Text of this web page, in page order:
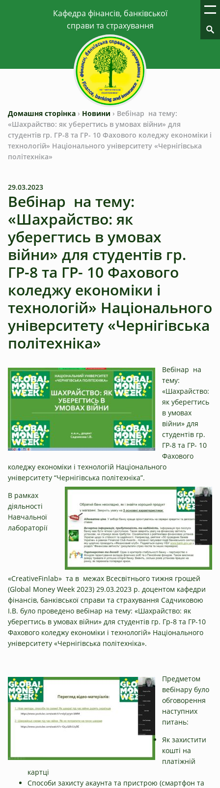
Домашня сторінка › Новини › Вебінар на тему:
«Шахрайство: як уберегтись в умовах війни» для
студентів гр. ГР-8 та ГР- 10 Фахового коледжу економіки і
технологій» Національного університету «Чернігівська
політехніка»
29.03.2023
Вебінар на тему:
«Шахрайство: як
уберегтись в умовах
війни» для студентів гр.
ГР-8 та ГР- 10 Фахового
коледжу економіки і
технологій» Національного
університету «Чернігівська
політехніка»
Вебінар на
тему:
«Шахрайство:
як уберегтись
в умовах
війни» для
студентів гр.
ГР-8 та ГР- 10
Фахового
коледжу економіки і технологій Національного
університету “Чернігівська політехніка”.
В рамках
діяльності
Навчальної
лабораторії
«CreativeFinlab» та в межах Всесвітнього тижня грошей
(Global Money Week 2023) 29.03.2023 р. доцентом кафедри
фінансів, банківської справи та страхування Садчиковою
І.В. було проведено вебінар на тему: «Шахрайство: як
уберегтись в умовах війни» для студентів гр. Гр-8 та ГР-10
Фахового коледжу економіки і технологій» Національного
університету «Чернігівська політехніка».
Предметом
вебінару було
обговорення
наступних
питань:
Як захистити
кошті на
платіжній
картці
Способи захисту акаунта та пристрою (смартфон та